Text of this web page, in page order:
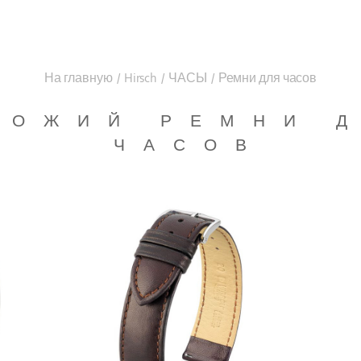
На главную / Hirsch / ЧАСЫ / Ремни для часов
РЕМНИ
ЧАСОВ